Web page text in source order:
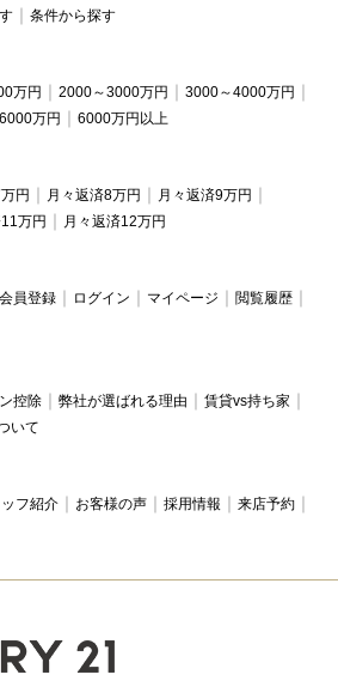
条件から探す
万円 2000～3000万円
3000～4000万円
万円 6000万円以上
円 月々返済8万円
月々返済9万円
万円 月々返済12万円
員登録 ログイン マイページ
閲覧履歴
控除 弊社が選ばれる理由
賃貸vs持ち家
いて
フ紹介 お客様の声 採用情報
来店予約